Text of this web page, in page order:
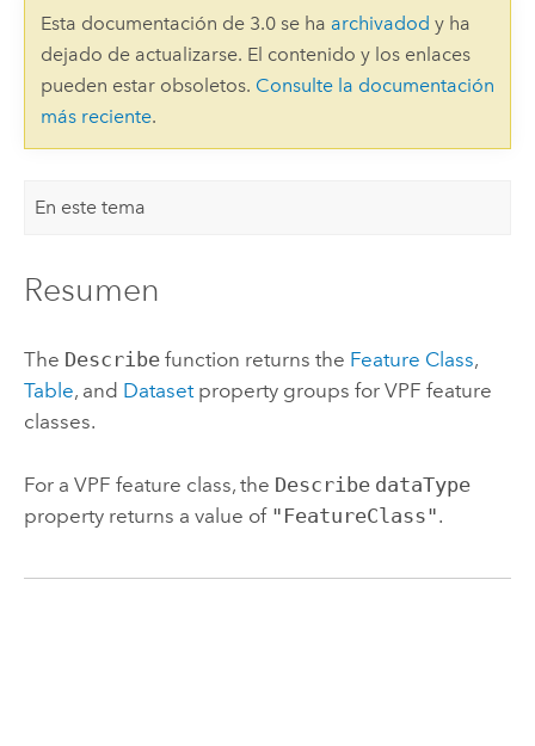
Esta documentación de 3.0 se ha archivadod y ha
dejado de actualizarse. El contenido y los enlaces
pueden estar obsoletos. Consulte la documentación
más reciente.
En este tema
Resumen
The Describefunction returns the Feature Class,
Table, and Datasetproperty groups for VPF feature
classes.
For a VPF feature class, the Describe dataType
property returns a value of "FeatureClass".